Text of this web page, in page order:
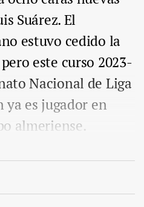
Suárez. El
estuvo cedido la
este curso 2023-
Nacional de Liga
es jugador en
almeriense.